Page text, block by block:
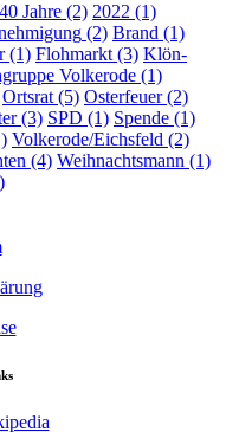
40 Jahre (2) 2022 (1)
(2) Brand (1)
(1) Flohmarkt (3) Klön-
Volkerode (1)
Ortsrat (5) Osterfeuer(2)
(3) SPD (1) Spende (1)
Volkerode/Eichsfeld (2)
(4) Weihnachtsmann (1)